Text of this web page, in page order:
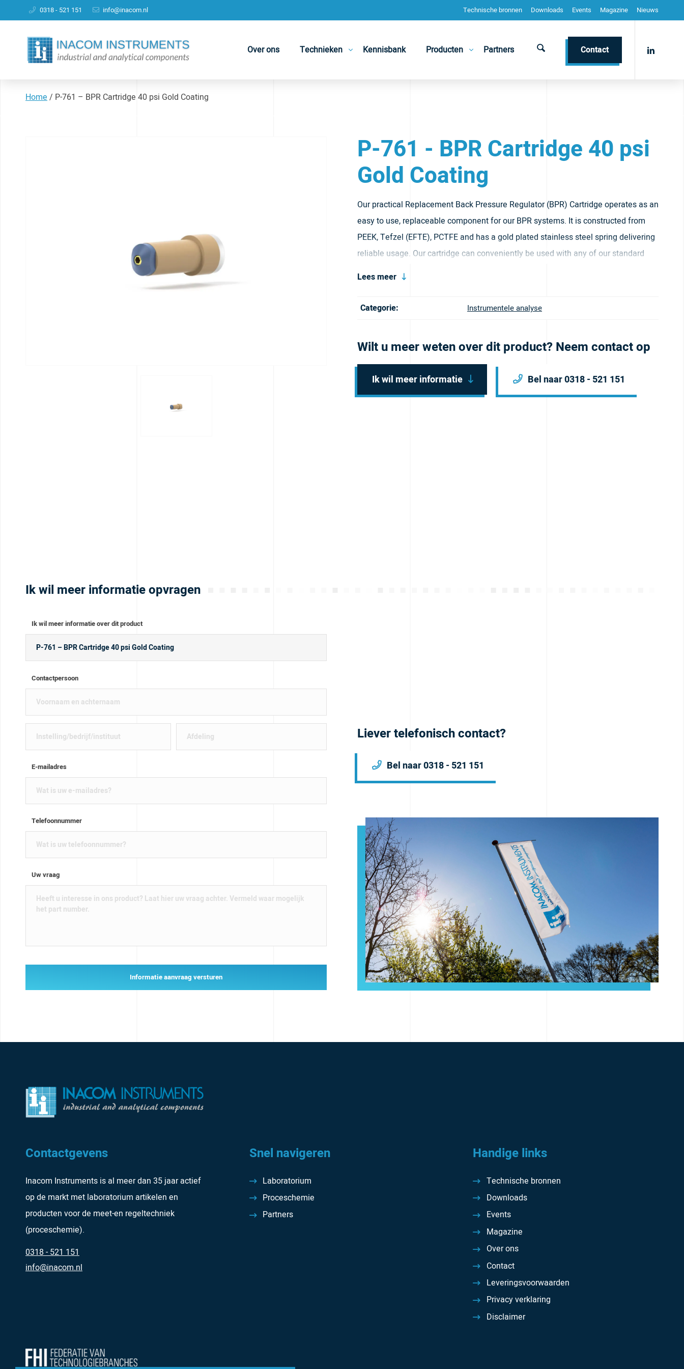
Technische bronnen Downloads Events Magazine Nieuws
0318 - 521 151 info@inacom.nl
Over ons Technieken Kennisbank Producten Partners Contact
Home/ P-761 – BPR Cartridge 40 psi Gold Coating
P-761 - BPR Cartridge 40 psi
Gold Coating
Our practical Replacement Back Pressure Regulator (BPR) Cartridge operates as an
easy to use, replaceable component for our BPR systems. It is constructed from
PEEK, Tefzel (EFTE), PCTFE and has a gold plated stainless steel spring delivering
reliable usage. Our cartridge can conveniently be used with any of our standard
Lees meer
Categorie: Instrumentele analyse
Wilt u meer weten over dit product? Neem contact op
Ik wil meer informatie Bel naar 0318 - 521 151
Ik wil meer informatie opvragen
Ik wil meer informatie over dit product
Contactpersoon
E-mailadres
Telefoonnummer
Uw vraag
Informatie aanvraag versturen
Liever telefonisch contact?
Bel naar 0318 - 521 151
Contactgevens
Inacom Instruments is al meer dan 35 jaar actief
op de markt met laboratorium artikelen en
producten voor de meet-en regeltechniek
(proceschemie).
0318 - 521 151
info@inacom.nl
Snel navigeren
Laboratorium
Proceschemie
Partners
Handige links
Technische bronnen
Downloads
Events
Magazine
Over ons
Contact
Leveringsvoorwaarden
Privacy verklaring
Disclaimer